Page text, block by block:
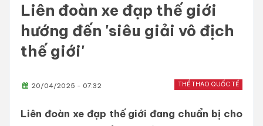
Liên đoàn xe đạp thế giới
hướng đến 'siêu giải vô địch
thế giới'
THỂ THAO QUỐC TẾ
20/04/2025 - 07:32
Liên đoàn xe đạp thế giới đang chuẩn bị cho